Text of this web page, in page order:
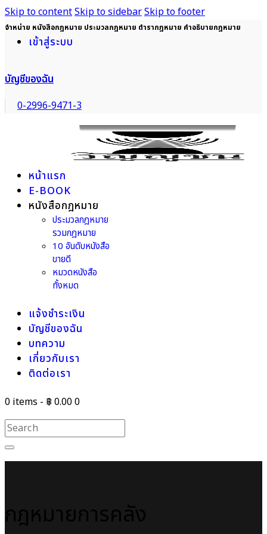
Skip to contentSkip to sidebarSkip to footer
จำหน่าย หนังสือกฎหมาย ประมวลกฎหมาย ตำรากฎหมาย คำอธิบายกฎหมาย
เข้าสู่ระบบ
บัญชีของฉัน
0-2996-9471-3
หน้าแรก
E-BOOK
หนังสือกฎหมาย
ประมวลกฎหมาย
รวมกฎหมาย
10 อันดับหนังสือ
ขายดี
หมวดหนังสือ
ทั้งหมด
แจ้งชำระเงิน
บัญชีของฉัน
บทความ
เกี่ยวกับเรา
ติดต่อเรา
0 items - ฿ 0.000